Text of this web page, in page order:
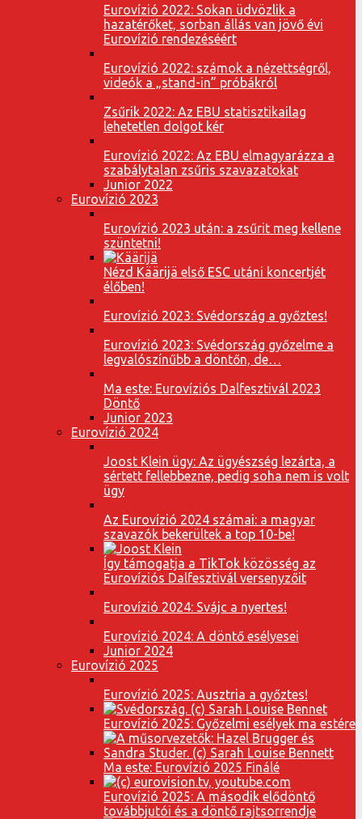
Eurovízió 2022: Sokan üdvözlik a
hazatérőket, sorban állás van jövő évi
Eurovízió rendezéséért
Eurovízió 2022: számok a nézettségről,
videók a „stand-in” próbákról
Zsűrik 2022: Az EBU statisztikailag
lehetetlen dolgot kér
Eurovízió 2022: Az EBU elmagyarázza a
szabálytalan zsűris szavazatokat
Junior 2022
Eurovízió 2023
Eurovízió 2023 után: a zsűrit meg kellene
szüntetni!
Nézd Käärijä első ESC utáni koncertjét
élőben!
Eurovízió 2023: Svédország a győztes!
Eurovízió 2023: Svédország győzelme a
legvalószínűbb a döntőn, de…
Ma este: Eurovíziós Dalfesztivál 2023
Döntő
Junior 2023
Eurovízió 2024
Joost Klein ügy: Az ügyészség lezárta, a
sértett fellebbezne, pedig soha nem is volt
ügy
Az Eurovízió 2024 számai: a magyar
szavazók bekerültek a top 10-be!
Így támogatja a TikTok közösség az
Eurovíziós Dalfesztivál versenyzőit
Eurovízió 2024: Svájc a nyertes!
Eurovízió 2024: A döntő esélyesei
Junior 2024
Eurovízió 2025
Eurovízió 2025: Ausztria a győztes!
Eurovízió 2025: Győzelmi esélyek ma estére
Ma este: Eurovízió 2025 Finálé
Eurovízió 2025: A második elődöntő
továbbjutói és a döntő rajtsorrendje